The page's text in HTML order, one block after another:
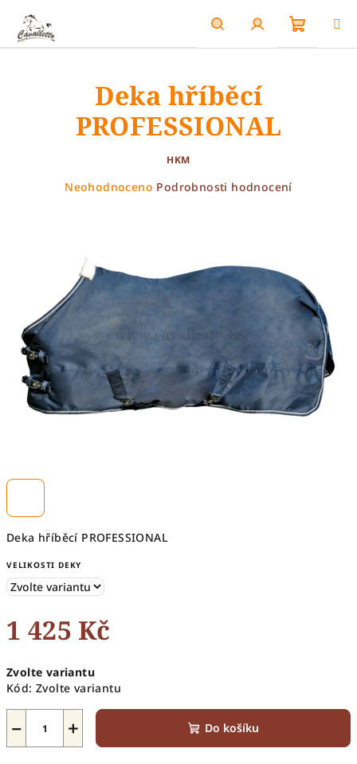
obsah
HledatPřihlášení
Deka hříběcí PROFESSIONAL
VELIKOSTI DEKY
1 425 Kč
cena:
Zvolte variantu
Kód: Zvolte variantu
+
− Do košíku
Deka hříběcí
PROFESSIONAL
HKM
Průměrné
hvězdiček.
Neohodnoceno Podrobnosti hodnocení